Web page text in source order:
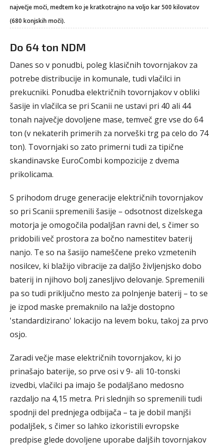
največje moči, medtem ko je kratkotrajno na voljo kar 500 kilovatov
(680 konjskih moči).
Do 64 ton NDM
Danes so v ponudbi, poleg klasičnih tovornjakov za
potrebe distribucije in komunale, tudi vlačilci in
prekucniki. Ponudba električnih tovornjakov v obliki
šasije in vlačilca se pri Scanii ne ustavi pri 40 ali 44
tonah največje dovoljene mase, temveč gre vse do 64
ton (v nekaterih primerih za norveški trg pa celo do 74
ton). Tovornjaki so zato primerni tudi za tipične
skandinavske EuroCombi kompozicije z dvema
prikolicama.
S prihodom druge generacije električnih tovornjakov
so pri Scanii spremenili šasije – odsotnost dizelskega
motorja je omogočila podaljšan ravni del, s čimer so
pridobili več prostora za bočno namestitev baterij
nanjo. Te so na šasijo nameščene preko vzmetenih
nosilcev, ki blažijo vibracije za daljšo življenjsko dobo
baterij in njihovo bolj zanesljivo delovanje. Spremenili
pa so tudi priključno mesto za polnjenje baterij – to se
je izpod maske premaknilo na lažje dostopno
'standardizirano' lokacijo na levem boku, takoj za prvo
osjo.
Zaradi večje mase električnih tovornjakov, ki jo
prinašajo baterije, so prve osi v 9- ali 10-tonski
izvedbi, vlačilci pa imajo še podaljšano medosno
razdaljo na 4,15 metra. Pri slednjih so spremenili tudi
spodnji del prednjega odbijača – ta je dobil manjši
podaljšek, s čimer so lahko izkoristili evropske
predpise glede dovoljene uporabe daljših tovornjakov